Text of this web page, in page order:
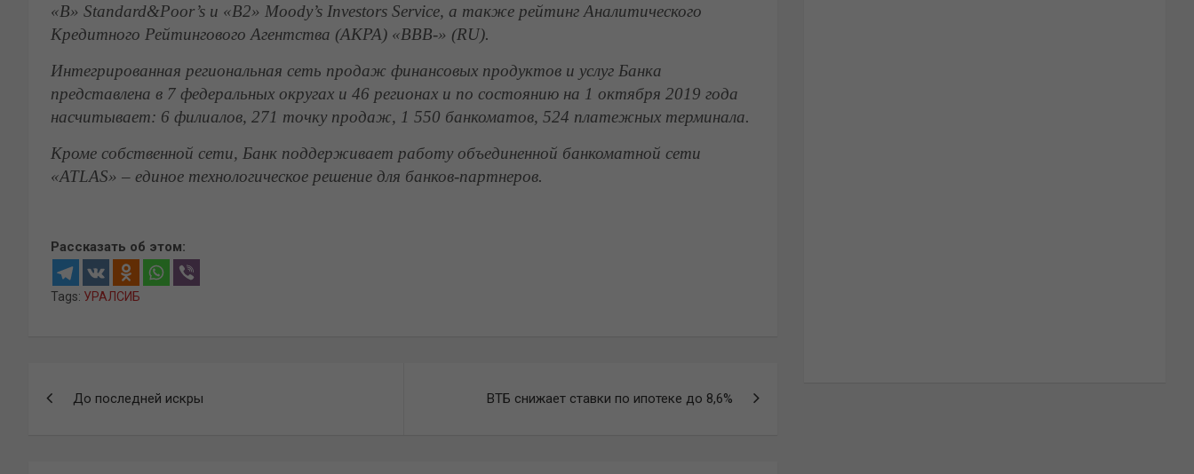
«B» Standard&Poor’s и «B2» Moody’s Investors Service, а также рейтинг Аналитического
Кредитного Рейтингового Агентства (АКРА) «ВВВ-» (RU).
Интегрированная региональная сеть продаж финансовых продуктов и услуг Банка
представлена в 7 федеральных округах и 46 регионах и по состоянию на 1 октября 2019 года
насчитывает: 6 филиалов, 271 точку продаж, 1 550 банкоматов, 524 платежных терминала.
Кроме собственной сети, Банк поддерживает работу объединенной банкоматной сети
«ATLAS» – единое технологическое решение для банков-партнеров.
Рассказать об этом:
Tags: УРАЛСИБ
До последней искры ВТБ снижает ставки по ипотеке до 8,6%